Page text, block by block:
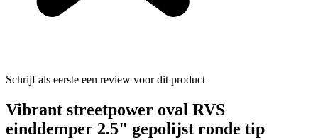
Schrijf als eerste een review voor dit product
Vibrant streetpower oval RVS
einddemper 2.5" gepolijst ronde tip